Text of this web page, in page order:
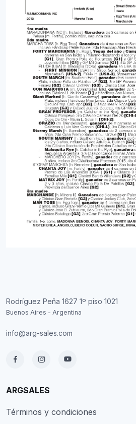
Rodríguez Peña 1627 1º piso 1021
Buenos Aires - Argentina
info@arg-sales.com
ARGSALES
Términos y condiciones